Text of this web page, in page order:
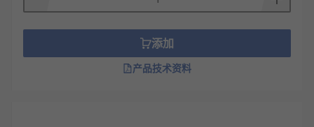
添加
产品技术资料